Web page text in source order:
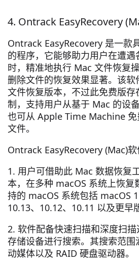
4. Ontrack EasyRecovery
Ontrack EasyRecovery 是一款
的程序，它能够助力用户在遭
时，精准地执行 Mac 文件恢复
删除文件的恢复效果显著。该
文件恢复版本，不过此免费版存
制，支持用户从基于 Mac 的设
也可从 Apple Time Machine
文件。
Ontrack EasyRecovery (Mac)软
1. 用户可借助此 Mac 数据恢复
本，在多种 macOS 系统上恢复
持的 macOS 系统包括 macOS
10.13、10.12、10.11 以及更早
2. 软件配备快速扫描和深度扫
存储设备进行搜索。其搜索范
动媒体以及 RAID 硬盘驱动器。